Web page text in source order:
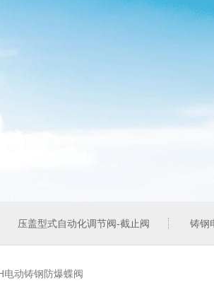
压盖型式自动化调节阀-截止阀 铸钢
电动铸钢防爆蝶阀